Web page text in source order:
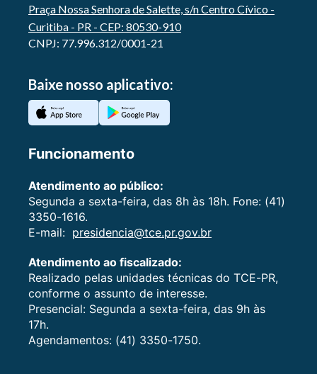
Praça Nossa Senhora de Salette, s/n Centro Cívico -
Curitiba - PR - CEP: 80530-910
CNPJ: 77.996.312/0001-21
Baixe nosso aplicativo:
Funcionamento
Atendimento ao público:
Segunda a sexta-feira, das 8h às 18h. Fone: (41)
3350-1616.
E-mail: presidencia@tce.pr.gov.br
Atendimento ao fiscalizado:
Realizado pelas unidades técnicas do TCE-PR,
conforme o assunto de interesse.
Presencial: Segunda a sexta-feira, das 9h às
17h.
Agendamentos: (41) 3350-1750.